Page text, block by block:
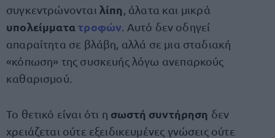
συγκεντρώνονται λίπη , άλατα και μικρά
υπολείμματατροφών . Αυτό δεν οδηγεί
απαραίτητα σε βλάβη, αλλά σε μια σταδιακή
«κόπωση» της συσκευής λόγω ανεπαρκούς
καθαρισμού.
Το θετικό είναι ότι η σωστή συντήρηση δεν
χρειάζεται ούτε εξειδικευμένες γνώσεις ούτε